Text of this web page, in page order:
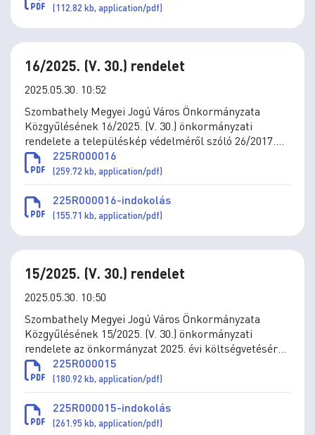
(112.82 kb, application/pdf)
16/2025. (V. 30.) rendelet
2025.05.30. 10:52
Szombathely Megyei Jogú Város Önkormányzata
Közgyűlésének 16/2025. (V. 30.) önkormányzati
rendelete a településkép védelméről szóló 26/2017.
(XII.20.) önkormányzati rendelet módosításáról
225R000016
(259.72 kb, application/pdf)
225R000016-indokolás
(155.71 kb, application/pdf)
15/2025. (V. 30.) rendelet
2025.05.30. 10:50
Szombathely Megyei Jogú Város Önkormányzata
Közgyűlésének 15/2025. (V. 30.) önkormányzati
rendelete az önkormányzat 2025. évi költségvetéséről
szóló 4/2025. (II.28.) önkormányzati rendelet
módosításáról
225R000015
(180.92 kb, application/pdf)
225R000015-indokolás
(261.95 kb, application/pdf)